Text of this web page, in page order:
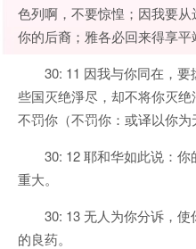
色列啊，不要惊惶；因我要
你的后裔；雅各必回来得享平
30: 11 因我与你同在，
些国灭绝淨尽，却不将你灭
不罚你（不罚你：或译以你为
30: 12 耶和华如此说：
重大。
30: 13 无人为你分诉，
的良药。